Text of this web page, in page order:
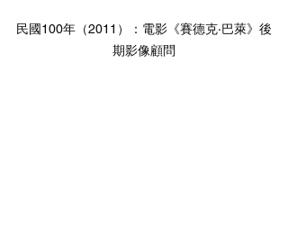
民國100年（2011）：電影《賽德克·巴萊》後
期影像顧問